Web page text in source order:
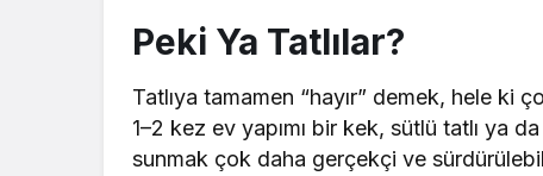
Peki Ya Tatlılar?
Tatlıya tamamen “hayır” demek, hele ki
1–2 kez ev yapımı bir kek, sütlü tatlı ya
sunmak çok daha gerçekçi ve